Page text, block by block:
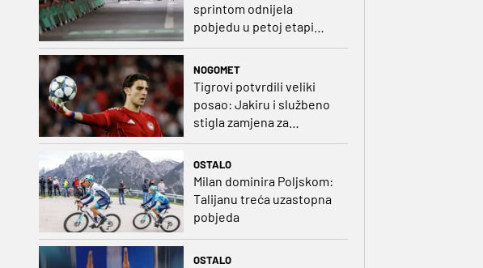
sprintom odnijela
pobjedu u petoj etapi
Toura
NOGOMET
Tigrovi potvrdili veliki
posao: Jakiru i službeno
stigla zamjena za
OSTALO
Milan dominira Poljskom:
Talijanu treća uzastopna
pobjeda
OSTALO